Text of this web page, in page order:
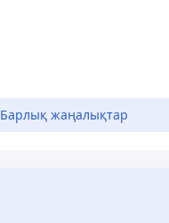
Барлық жаңалықтар